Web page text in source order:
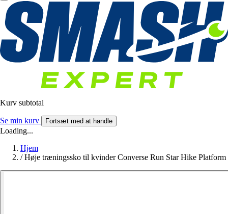
Kurv subtotal
Se min kurv Fortsæt med at handle
Loading...
Hjem
/ Høje træningssko til kvinder Converse Run Star Hike Platform